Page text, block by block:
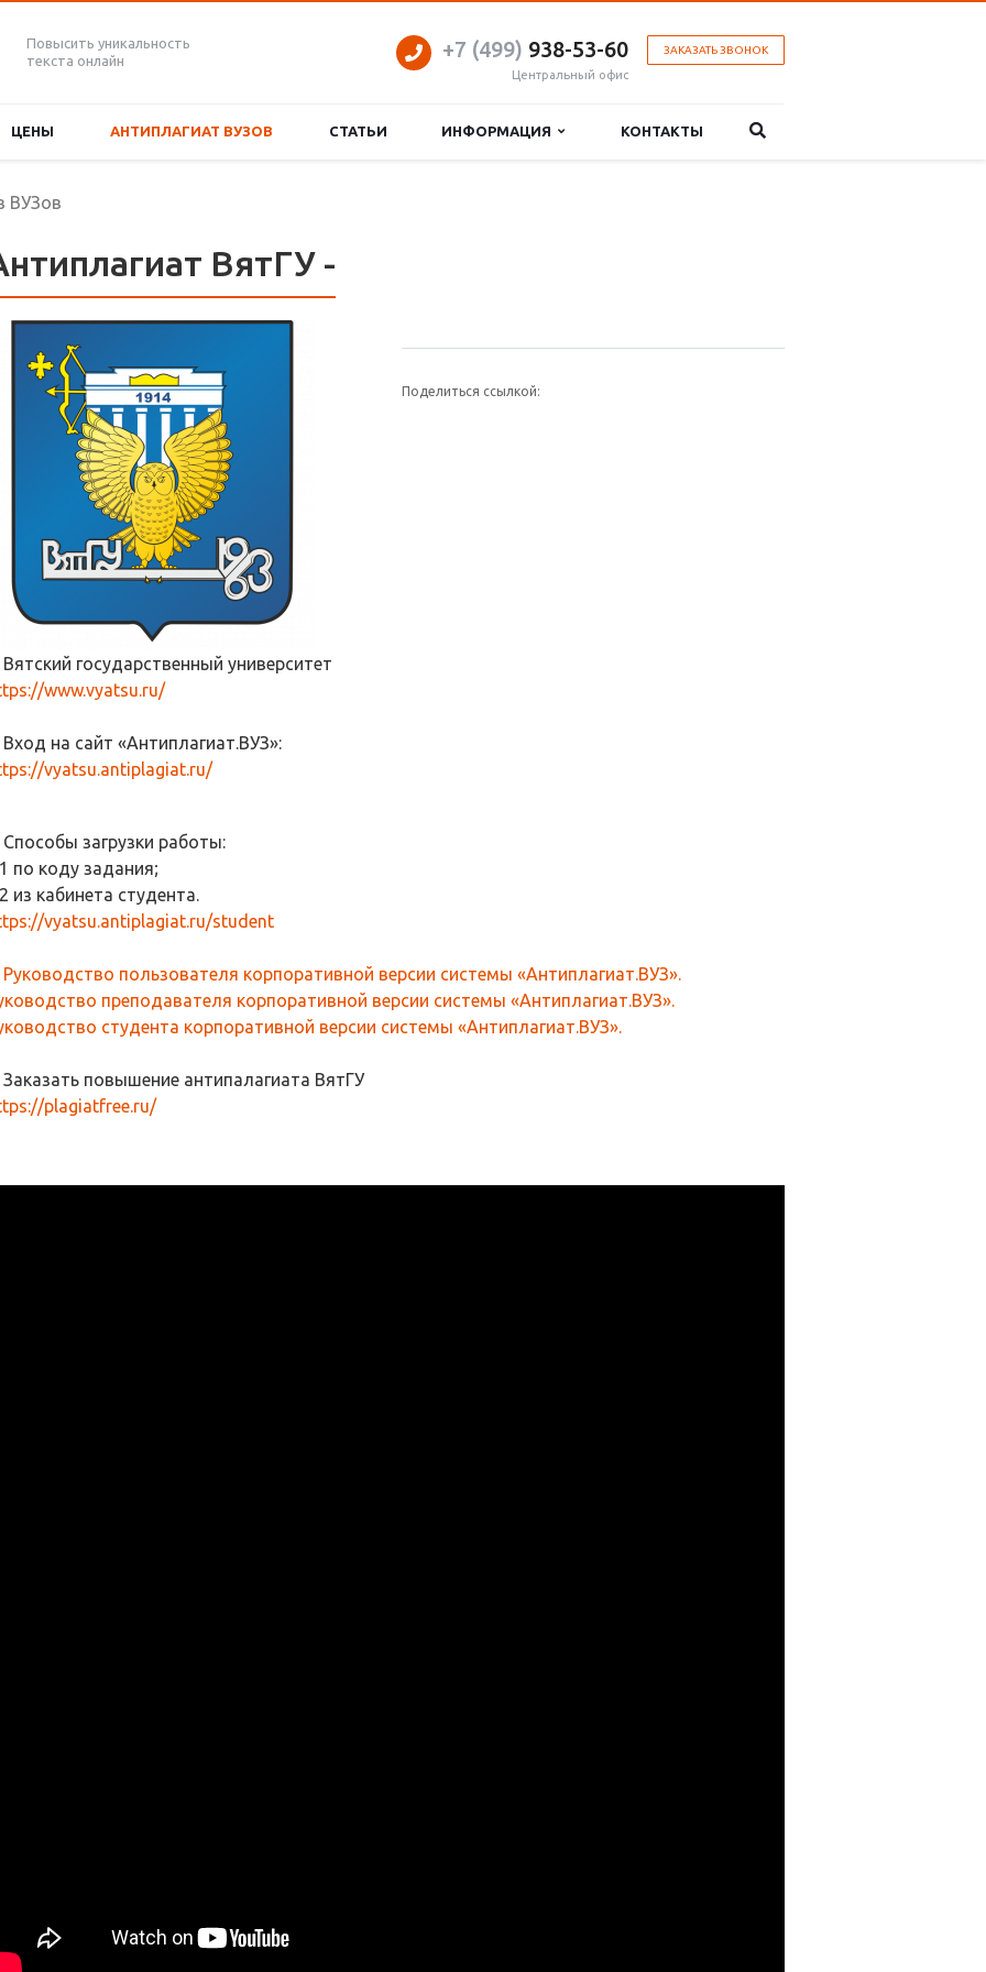
Повысить уникальность
текста онлайн
ЗАКАЗАТЬ ЗВОНОК
+7 (499) 938-53-60
Центральный офис
ЦЕНЫ АНТИПЛАГИАТ ВУЗОВ СТАТЬИ ИНФОРМАЦИЯ КОНТАКТЫ
ВУЗов
ВятГУ -
Поделиться ссылкой:
Вятский государственный университет
www.vyatsu.ru/
Вход на сайт «Антиплагиат.ВУЗ»:
vyatsu.antiplagiat.ru/
Способы загрузки работы:
по коду задания;
из кабинета студента.
vyatsu.antiplagiat.ru/student
Руководство пользователя корпоративной версии системы «Антиплагиат.ВУЗ».
преподавателя корпоративной версии системы «Антиплагиат.ВУЗ».
студента корпоративной версии системы «Антиплагиат.ВУЗ».
Заказать повышение антипалагиата ВятГУ
plagiatfree.ru/